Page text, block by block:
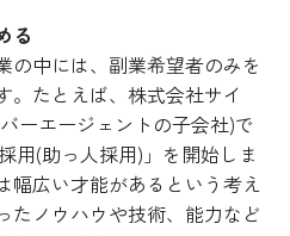
る
の中には、副業希望者のみを
。たとえば、株式会社サイ
ーエージェントの子会社)で
用(助っ人採用)」を開始しま
幅広い才能があるという考え
たノウハウや技術、能力など